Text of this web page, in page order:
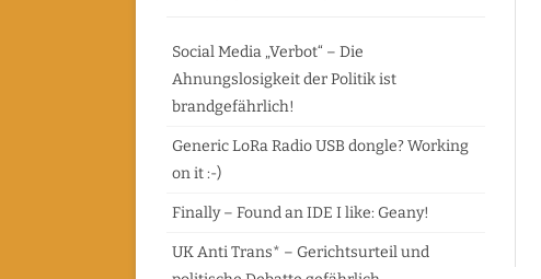
Social Media „Verbot“ – Die
Ahnungslosigkeit der Politik ist
brandgefährlich!
Generic LoRa Radio USB dongle? Working
on it :-)
Finally – Found an IDE I like: Geany!
UK Anti Trans* – Gerichtsurteil und